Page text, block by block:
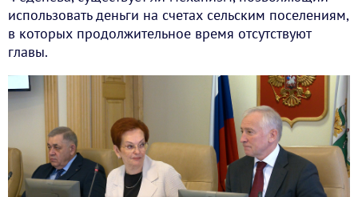
использовать деньги на счетах сельским поселениям,
в которых продолжительное время отсутствуют
главы.